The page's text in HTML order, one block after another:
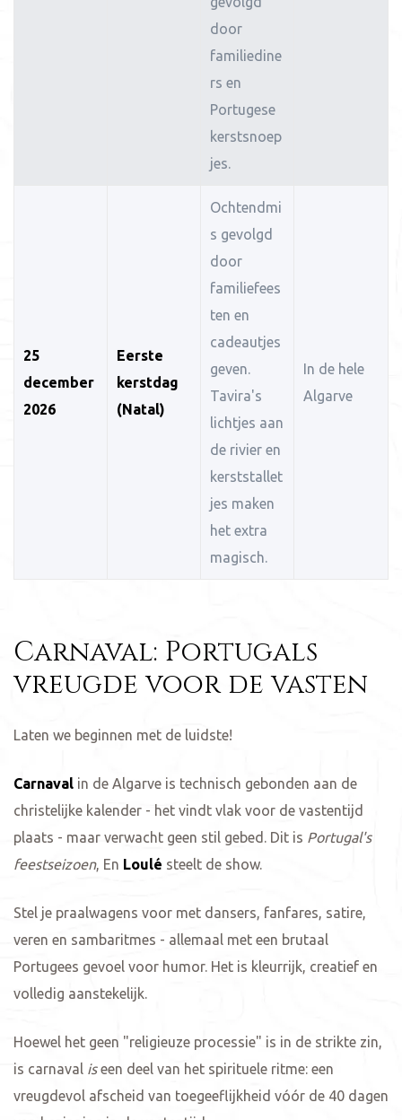
door
familiedine
rs en
Portugese
kerstsnoep
jes.
25
december
2026
Eerste
kerstdag
(Natal)
Ochtendmi
s gevolgd
door
familiefees
ten en
cadeautjes
geven.
Tavira's
lichtjes aan
de rivier en
kerststallet
jes maken
het extra
magisch.
In de hele
Algarve
Carnaval: Portugals
vreugde voor de vasten
Laten we beginnen met de luidste!
Carnaval in de Algarve is technisch gebonden aan de
christelijke kalender - het vindt vlak voor de vastentijd
plaats - maar verwacht geen stil gebed. Dit is Portugal's
feestseizoen, En Loulé steelt de show.
Stel je praalwagens voor met dansers, fanfares, satire,
veren en sambaritmes - allemaal met een brutaal
Portugees gevoel voor humor. Het is kleurrijk, creatief en
volledig aanstekelijk.
Hoewel het geen "religieuze processie" is in de strikte zin,
is carnaval iseen deel van het spirituele ritme: een
vreugdevol afscheid van toegeeflijkheid vóór de 40 dagen